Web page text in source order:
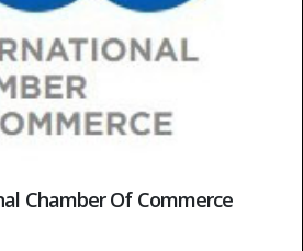
Chamber Of Commerce